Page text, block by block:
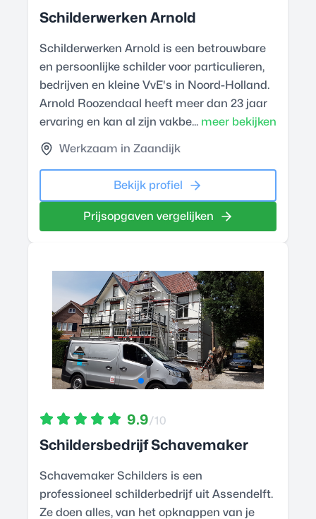
Schilderwerken Arnold
Schilderwerken Arnold is een betrouwbare
en persoonlijke schilder voor particulieren,
bedrijven en kleine VvE's in Noord-Holland.
Arnold Roozendaal heeft meer dan 23 jaar
ervaring en kan al zijn vakbe... meer bekijken
Werkzaam in Zaandijk
Bekijk profiel
Prijsopgaven vergelijken
9.9/10
Schildersbedrijf Schavemaker
Schavemaker Schilders is een
professioneel schilderbedrijf uit Assendelft.
Ze doen alles, van het opknappen van je